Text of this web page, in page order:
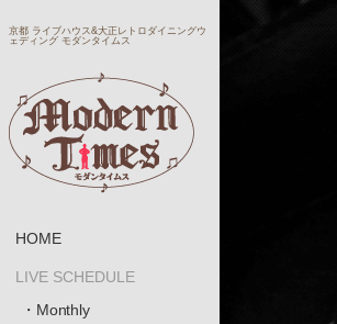
京都 ライブハウス&大正レトロダイニングウ
ェディング モダンタイムス
HOME
LIVE SCHEDULE
・Monthly